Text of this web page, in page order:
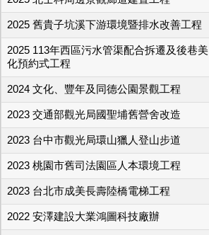
2025 舊貴子坑溪下游環境暨排水改善工程
2025 113年西區污水管渠配合拆遷及後巷美
化預約式工程
2024 文化、豐年及同德公園景觀工程
2023 交通部觀光局國聖埔舊營舍改造
2023 台中市觀光局環山獵人登山步道
2023 桃園市舊司法園區人本環境工程
2023 台北市成美長壽陸橋電梯工程
2022 安澤建設大業鴻圖科技廠辦